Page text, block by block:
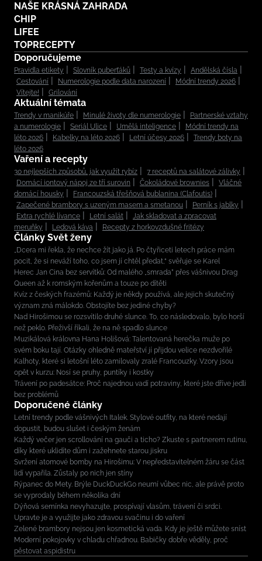
NAŠE KRÁSNÁ ZAHRADA
CHIP
LIFEE
TOPRECEPTY
Doporučujeme
Pravidla etikety Slovník puberťáků Testy a kvízy
Andělská čísla
Cestování
Numerologie podle data narození
Módní trendy 2026
Vítejte!
Grilování
Aktuální témata
Trendy v manikúře Minulé životy dle numerologie
Partnerské vztahy
a numerologie
Seriál Ulice Umělá inteligence
Módní trendy na
léto 2026
Kabelky na léto 2026 Letní účesy 2026
Trendy boty na
léto 2026
Vaření a recepty
30 nejlepších způsobů, jak využít rybíz
7 receptů na salátové zálivky
Domácí iontový nápoj ze tří surovin
Čokoládové brownies
Vláčné
domácí housky
Francouzská třešňová bublanina (Clafoutis)
Zapečené brambory s uzeným masem a smetanou
Perník s jablky
Extra rychlé lívance
Letní salát
Jak skladovat a zpracovat
meruňky
Ledová káva Recepty z horkovzdušné fritézy
Články Svět ženy
„Dcera mi řekla, že nechce žít jako já. Po čtyřiceti letech práce mám
pocit, že si neváží toho, co jsem jí chtěl předat,“ svěřuje se Karel
Herec Jan Cina bez servítků: Od malého „smrada” přes vášnivou Drag
Queen až k romským kořenům a touze po dítěti
Kvíz z českých frazémů: Každý je někdy používá, ale jejich skutečný
význam zná málokdo. Obstojíte bez jediné chyby?
Nad Hirošimou se rozsvítilo druhé slunce. To, co následovalo, bylo horší
než peklo. Přeživší říkali, že na ně spadlo slunce
Muzikálová královna Hana Holišová: Talentovaná herečka muže po
svém boku tají. Otázky ohledně mateřství jí přijdou velice nezdvořilé
Kalhoty, které si letošní léto zamilovaly zralé Francouzky. Vzory jsou
opět v kurzu: Nosí se pruhy, puntíky i kostky
Trávení po padesátce: Proč najednou vadí potraviny, které jste dříve jedli
bez problémů
Doporučené články
Letní trendy podle vášnivých Italek. Stylové outfity, na které nedají
dopustit, budou slušet i českým ženám
Každý večer jen scrollování na gauči a ticho? Zkuste s partnerem rutinu,
díky které uklidíte dům i zažehnete starou jiskru
Svržení atomové bomby na Hirošimu: V nepředstavitelném žáru se část
lidí vypařila. Zůstaly po nich jen stíny
Rýpanec do Mety. Brýle DuckDuckGo neumí vůbec nic, ale právě proto
se vyprodaly během několika dní
Dýňová semínka nevyhazujte, prospívají vlasům, trávení či srdci.
Upravte je a využijte jako zdravou svačinu i do vaření
Zelené brambory nejsou jen kosmetická vada. Kdy je ještě můžete sníst
Moderní pokojovky v chladu chřadnou. Babičky dobře věděly, proč
pěstovat aspidistru